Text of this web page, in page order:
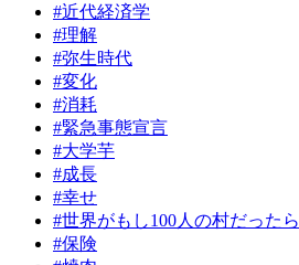
#近代経済学
#理解
#弥生時代
#変化
#消耗
#緊急事態宣言
#大学芋
#成長
#幸せ
#世界がもし100人の村だったら
#保険